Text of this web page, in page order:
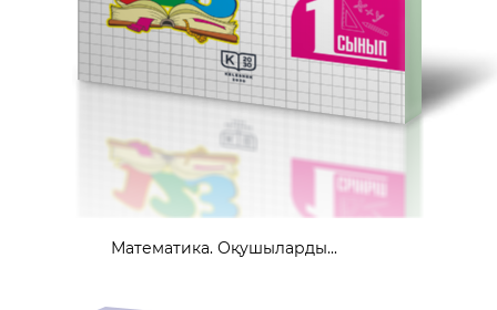
Математика. Оқушыларды...